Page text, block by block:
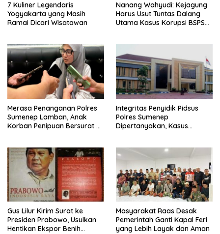
7 Kuliner Legendaris
Yogyakarta yang Masih
Ramai Dicari Wisatawan
Nanang Wahyudi: Kejagung
Harus Usut Tuntas Dalang
Utama Kasus Korupsi BSPS
Merasa Penanganan Polres
Sumenep Lamban, Anak
Korban Penipuan Bersurat ke
Integritas Penyidik Pidsus
Polres Sumenep
Dipertanyakan, Kasus
Kepastian
Gus Lilur Kirim Surat ke
Presiden Prabowo, Usulkan
Hentikan Ekspor Benih
Masyarakat Raas Desak
Pemerintah Ganti Kapal Feri
yang Lebih Layak dan Aman